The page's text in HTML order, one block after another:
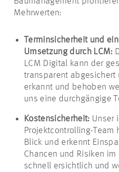
Mehrwerten:
Terminsicherheit und
Umsetzung durch LCM:
LCM Digital kann der
transparent abgesichert
erkannt und behoben
uns eine durchgängige
Kostensicherheit: Unser
Projektcontrolling-Team
Blick und erkennt
Chancen und Risiken
schnell ersichtlich und